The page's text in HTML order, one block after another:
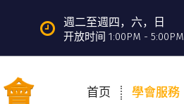
週二至週四，六，日
开放时间 1:00PM - 5:00PM
首页 學會服務